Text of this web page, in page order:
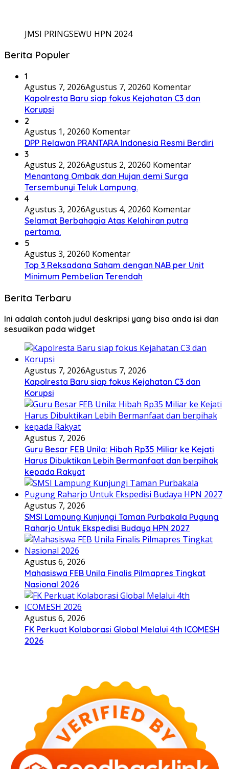
JMSI PRINGSEWU HPN 2024
Berita Populer
1
Agustus 7, 2026Agustus 7, 20260 Komentar
Kapolresta Baru siap fokus Kejahatan C3 dan
Korupsi
2
Agustus 1, 20260 Komentar
DPP Relawan PRANTARA Indonesia Resmi Berdiri
3
Agustus 2, 2026Agustus 2, 20260 Komentar
Menantang Ombak dan Hujan demi Surga
Tersembunyi Teluk Lampung.
4
Agustus 3, 2026Agustus 4, 20260 Komentar
Selamat Berbahagia Atas Kelahiran putra
pertama.
5
Agustus 3, 20260 Komentar
Top 3 Reksadana Saham dengan NAB per Unit
Minimum Pembelian Terendah
Berita Terbaru
Ini adalah contoh judul deskripsi yang bisa anda isi dan
sesuaikan pada widget
Agustus 7, 2026Agustus 7, 2026
Kapolresta Baru siap fokus Kejahatan C3 dan
Korupsi
Agustus 7, 2026
Guru Besar FEB Unila: Hibah Rp35 Miliar ke Kejati
Harus Dibuktikan Lebih Bermanfaat dan berpihak
kepada Rakyat
Agustus 7, 2026
SMSI Lampung Kunjungi Taman Purbakala Pugung
Raharjo Untuk Ekspedisi Budaya HPN 2027
Agustus 6, 2026
Mahasiswa FEB Unila Finalis Pilmapres Tingkat
Nasional 2026
Agustus 6, 2026
FK Perkuat Kolaborasi Global Melalui 4th ICOMESH
2026